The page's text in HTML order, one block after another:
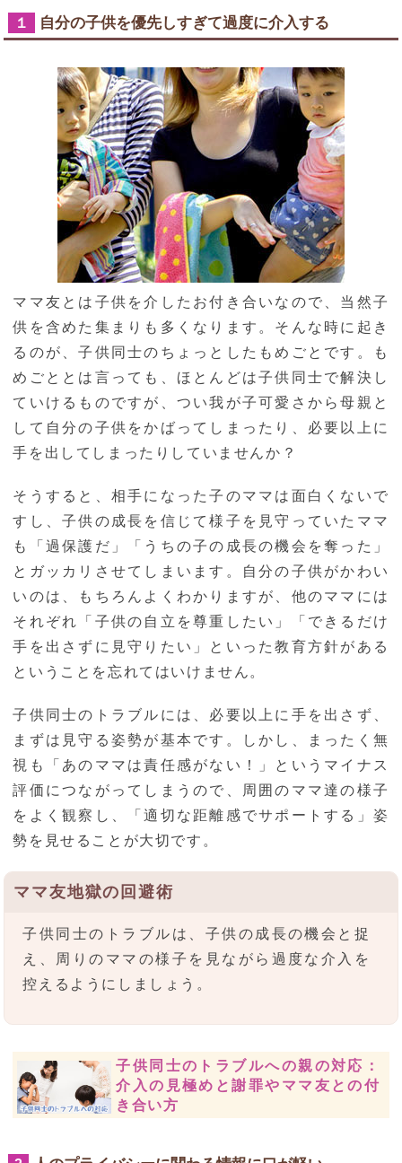
１ 自分の子供を優先しすぎて過度に介入する
ママ友とは子供を介したお付き合いなので、当然子
供を含めた集まりも多くなります。そんな時に起き
るのが、子供同士のちょっとしたもめごとです。も
めごととは言っても、ほとんどは子供同士で解決し
ていけるものですが、つい我が子可愛さから母親と
して自分の子供をかばってしまったり、必要以上に
手を出してしまったりしていませんか？
そうすると、相手になった子のママは面白くないで
すし、子供の成長を信じて様子を見守っていたママ
も「過保護だ」「うちの子の成長の機会を奪った」
とガッカリさせてしまいます。自分の子供がかわい
いのは、もちろんよくわかりますが、他のママには
それぞれ「子供の自立を尊重したい」「できるだけ
手を出さずに見守りたい」といった教育方針がある
ということを忘れてはいけません。
子供同士のトラブルには、必要以上に手を出さず、
まずは見守る姿勢が基本です。しかし、まったく無
視も「あのママは責任感がない！」というマイナス
評価につながってしまうので、周囲のママ達の様子
をよく観察し、「適切な距離感でサポートする」姿
勢を見せることが大切です。
ママ友地獄の回避術
子供同士のトラブルは、子供の成長の機会と捉
え、周りのママの様子を見ながら過度な介入を
控えるようにしましょう。
子供同士のトラブルへの親の対応：
介入の見極めと謝罪やママ友との付
き合い方